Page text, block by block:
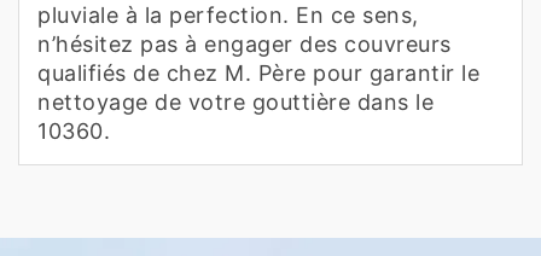
pluviale à la perfection. En ce sens,
n’hésitez pas à engager des couvreurs
qualifiés de chez M. Père pour garantir le
nettoyage de votre gouttière dans le
10360.